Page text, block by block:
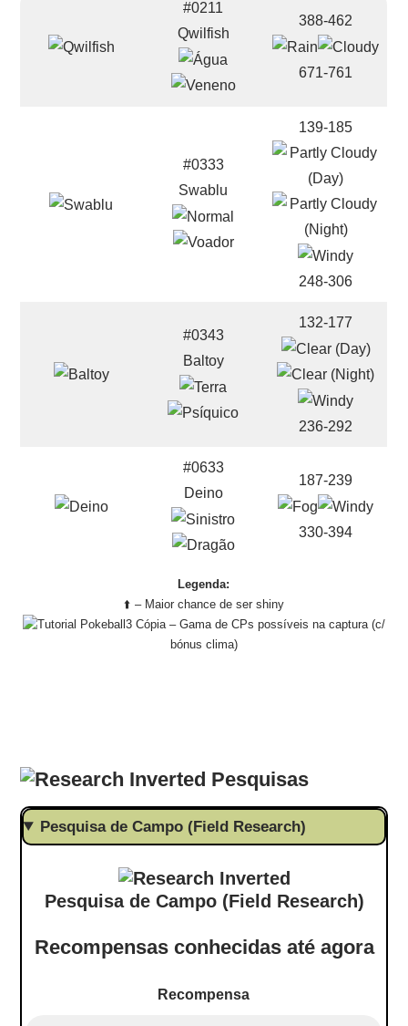
#0211
Qwilfish
388-462
671-761
#0333
Swablu
139-185
248-306
#0343
Baltoy
132-177
236-292
#0633
Deino
187-239
330-394
Legenda:
⬆️ – Maior chance de ser shiny
– Gama de CPs possíveis na captura (c/
bónus clima)
Pesquisas
Pesquisa de Campo (Field Research)
Pesquisa de Campo (Field Research)
Recompensas conhecidas até agora
Recompensa